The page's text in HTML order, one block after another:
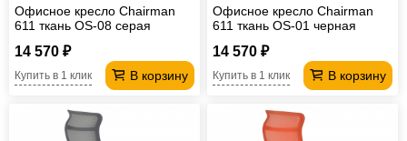
Офисное кресло Chairman
611 ткань OS-08 серая
14 570 ₽
В корзину
Купить в 1 клик
Офисное кресло Chairman
611 ткань OS-01 черная
14 570 ₽
В корзину
Купить в 1 клик